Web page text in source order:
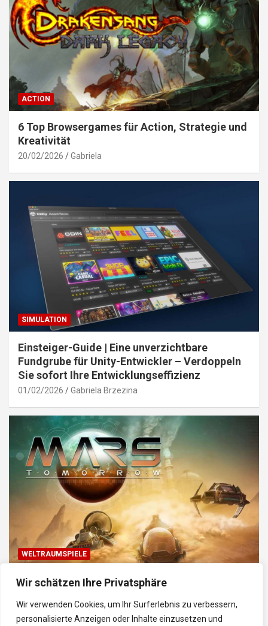
Wir schätzen Ihre Privatsphäre
Wir verwenden Cookies, um Ihr Surferlebnis zu verbessern,
personalisierte Anzeigen oder Inhalte einzusetzen und
ACTION
6 Top Browsergames für Action, Strategie und
Kreativität
20/02/2026 Gabriela
SIMULATION
Einsteiger-Guide | Eine unverzichtbare
Fundgrube für Unity-Entwickler – Verdoppeln
Sie sofort Ihre Entwicklungseffizienz
01/02/2026 Gabriela Brzezina
WELTRAUMSPIELE
Top Weltraum-Browser-Spiele: Erkunde, baue